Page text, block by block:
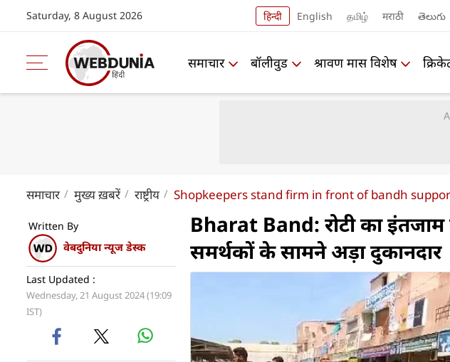
Saturday, 8 August 2026 हिन्दी English தமிழ் मराठी తెలుగు
समाचार बॉलीवुड श्रावण मास विशेष
समाचार मुख्य ख़बरें राष्ट्रीय Shopkeepers stand firm in front of bandh
Written By
वेबदुनिया न्यूज डेस्क
Last Updated :
Wednesday, 21 August 2024 (19:09
IST)
Bharat Band: रोटी का
समर्थकों के सामने अड़ा दुकानदार